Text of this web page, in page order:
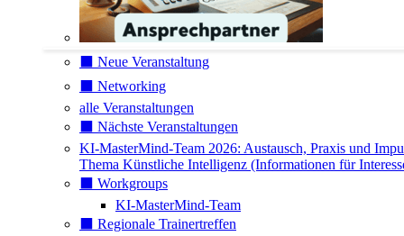
⬛️ Neue Veranstaltung
⬛️ Networking
alle Veranstaltungen
⬛️ Nächste Veranstaltungen
KI-MasterMind-Team 2026: Austausch, Praxis und
Thema Künstliche Intelligenz (Informationen für
⬛️ Workgroups
KI-MasterMind-Team
⬛️ Regionale Trainertreffen